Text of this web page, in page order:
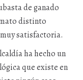
de ganado
distinto
satisfactoria.
ha hecho un
que existe en